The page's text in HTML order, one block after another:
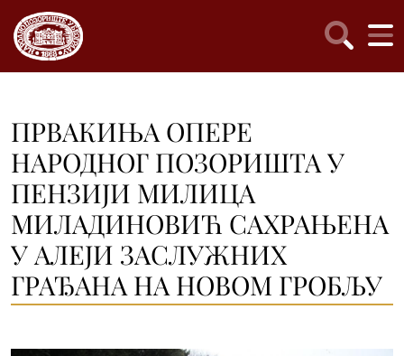
ПРВАКИЊА ОПЕРЕ
НАРОДНОГ ПОЗОРИШТА У
ПЕНЗИЈИ МИЛИЦА
МИЛАДИНОВИЋ САХРАЊЕНА
У АЛЕЈИ ЗАСЛУЖНИХ
ГРАЂАНА НА НОВОМ ГРОБЉУ